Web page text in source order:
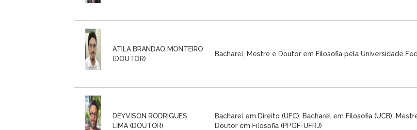
ATILA BRANDAO MONTEIRO
(DOUTOR)
Bacharel, Mestre e Doutor em Filosofia pela Universidade
DEYVISON RODRIGUES
LIMA (DOUTOR)
Bacharel em Direito (UFC), Bacharel em Filosofia (UCB),
Doutor em Filosofia (PPGF-UFRJ)